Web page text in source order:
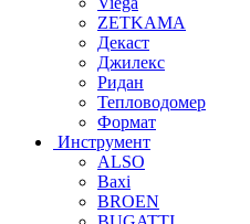
ZETKAMA
Декаст
Джилекс
Ридан
Тепловодомер
Формат
Инструмент
ALSO
Baxi
BROEN